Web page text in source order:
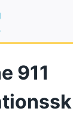
911